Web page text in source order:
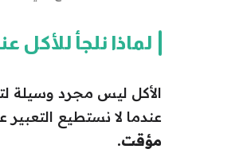
لماذا نلجأ للأكل
الأكل ليس مجرد وسيلة
عندما لا نستطيع التعبير
مؤقت.